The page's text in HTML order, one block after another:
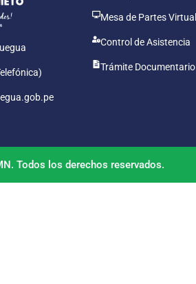
Mesa de Partes Virtual
Control de Asistencia
Trámite Documentario
Todos los derechos reservados.